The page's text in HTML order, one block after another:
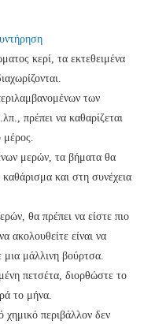
κερί, τα εκτεθειμένα
των
πρέπει να καθαρίζεται
μερών, τα βήματα θα
και στη συνέχεια
θα πρέπει να είστε πιο
ακολουθείτε είναι να
μάλλινη βούρτσα.
πετσέτα, διορθώστε το
το μήνα.
χημικό περιβάλλον δεν